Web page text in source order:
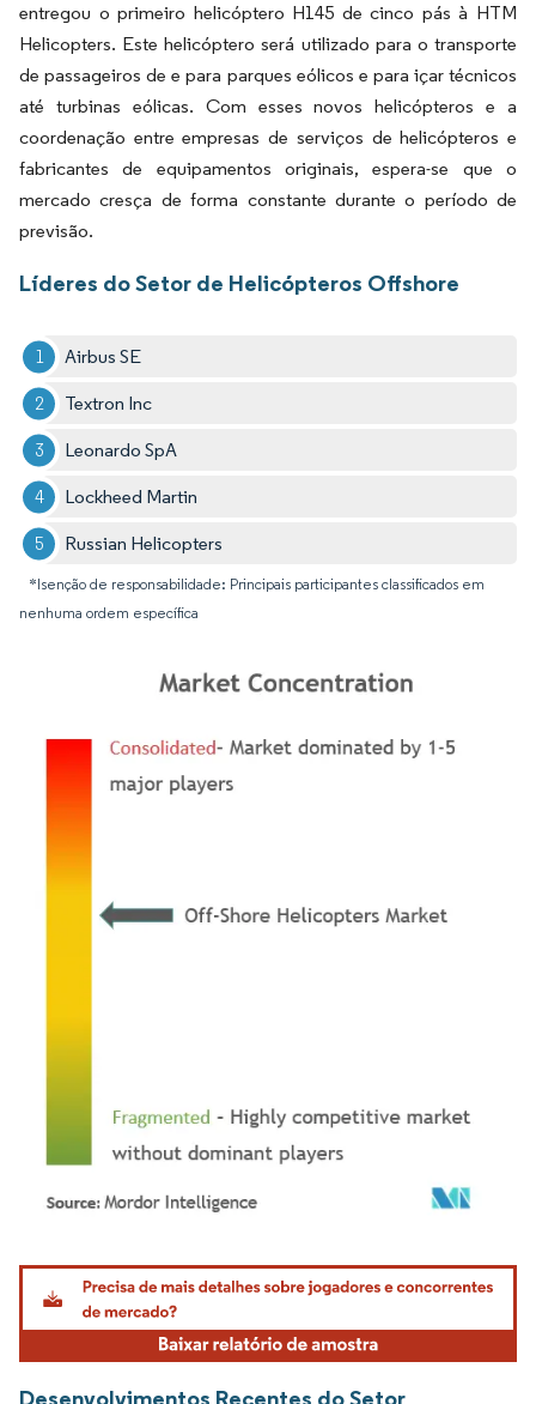
entregou o primeiro helicóptero H145 de cinco pás à HTM
Helicopters. Este helicóptero será utilizado para o transporte
de passageiros de e para parques eólicos e para içar técnicos
até turbinas eólicas. Com esses novos helicópteros e a
coordenação entre empresas de serviços de helicópteros e
fabricantes de equipamentos originais, espera-se que o
mercado cresça de forma constante durante o período de
previsão.
Líderes do Setor de Helicópteros Offshore
Airbus SE
Textron Inc
Leonardo SpA
Lockheed Martin
Russian Helicopters
*Isenção de responsabilidade: Principais participantes classificados em
nenhuma ordem específica
Imagem © Mordor Intelligence. O reuso requer atribuição conforme CC BY 4.0.
Desenvolvimentos Recentes do Setor